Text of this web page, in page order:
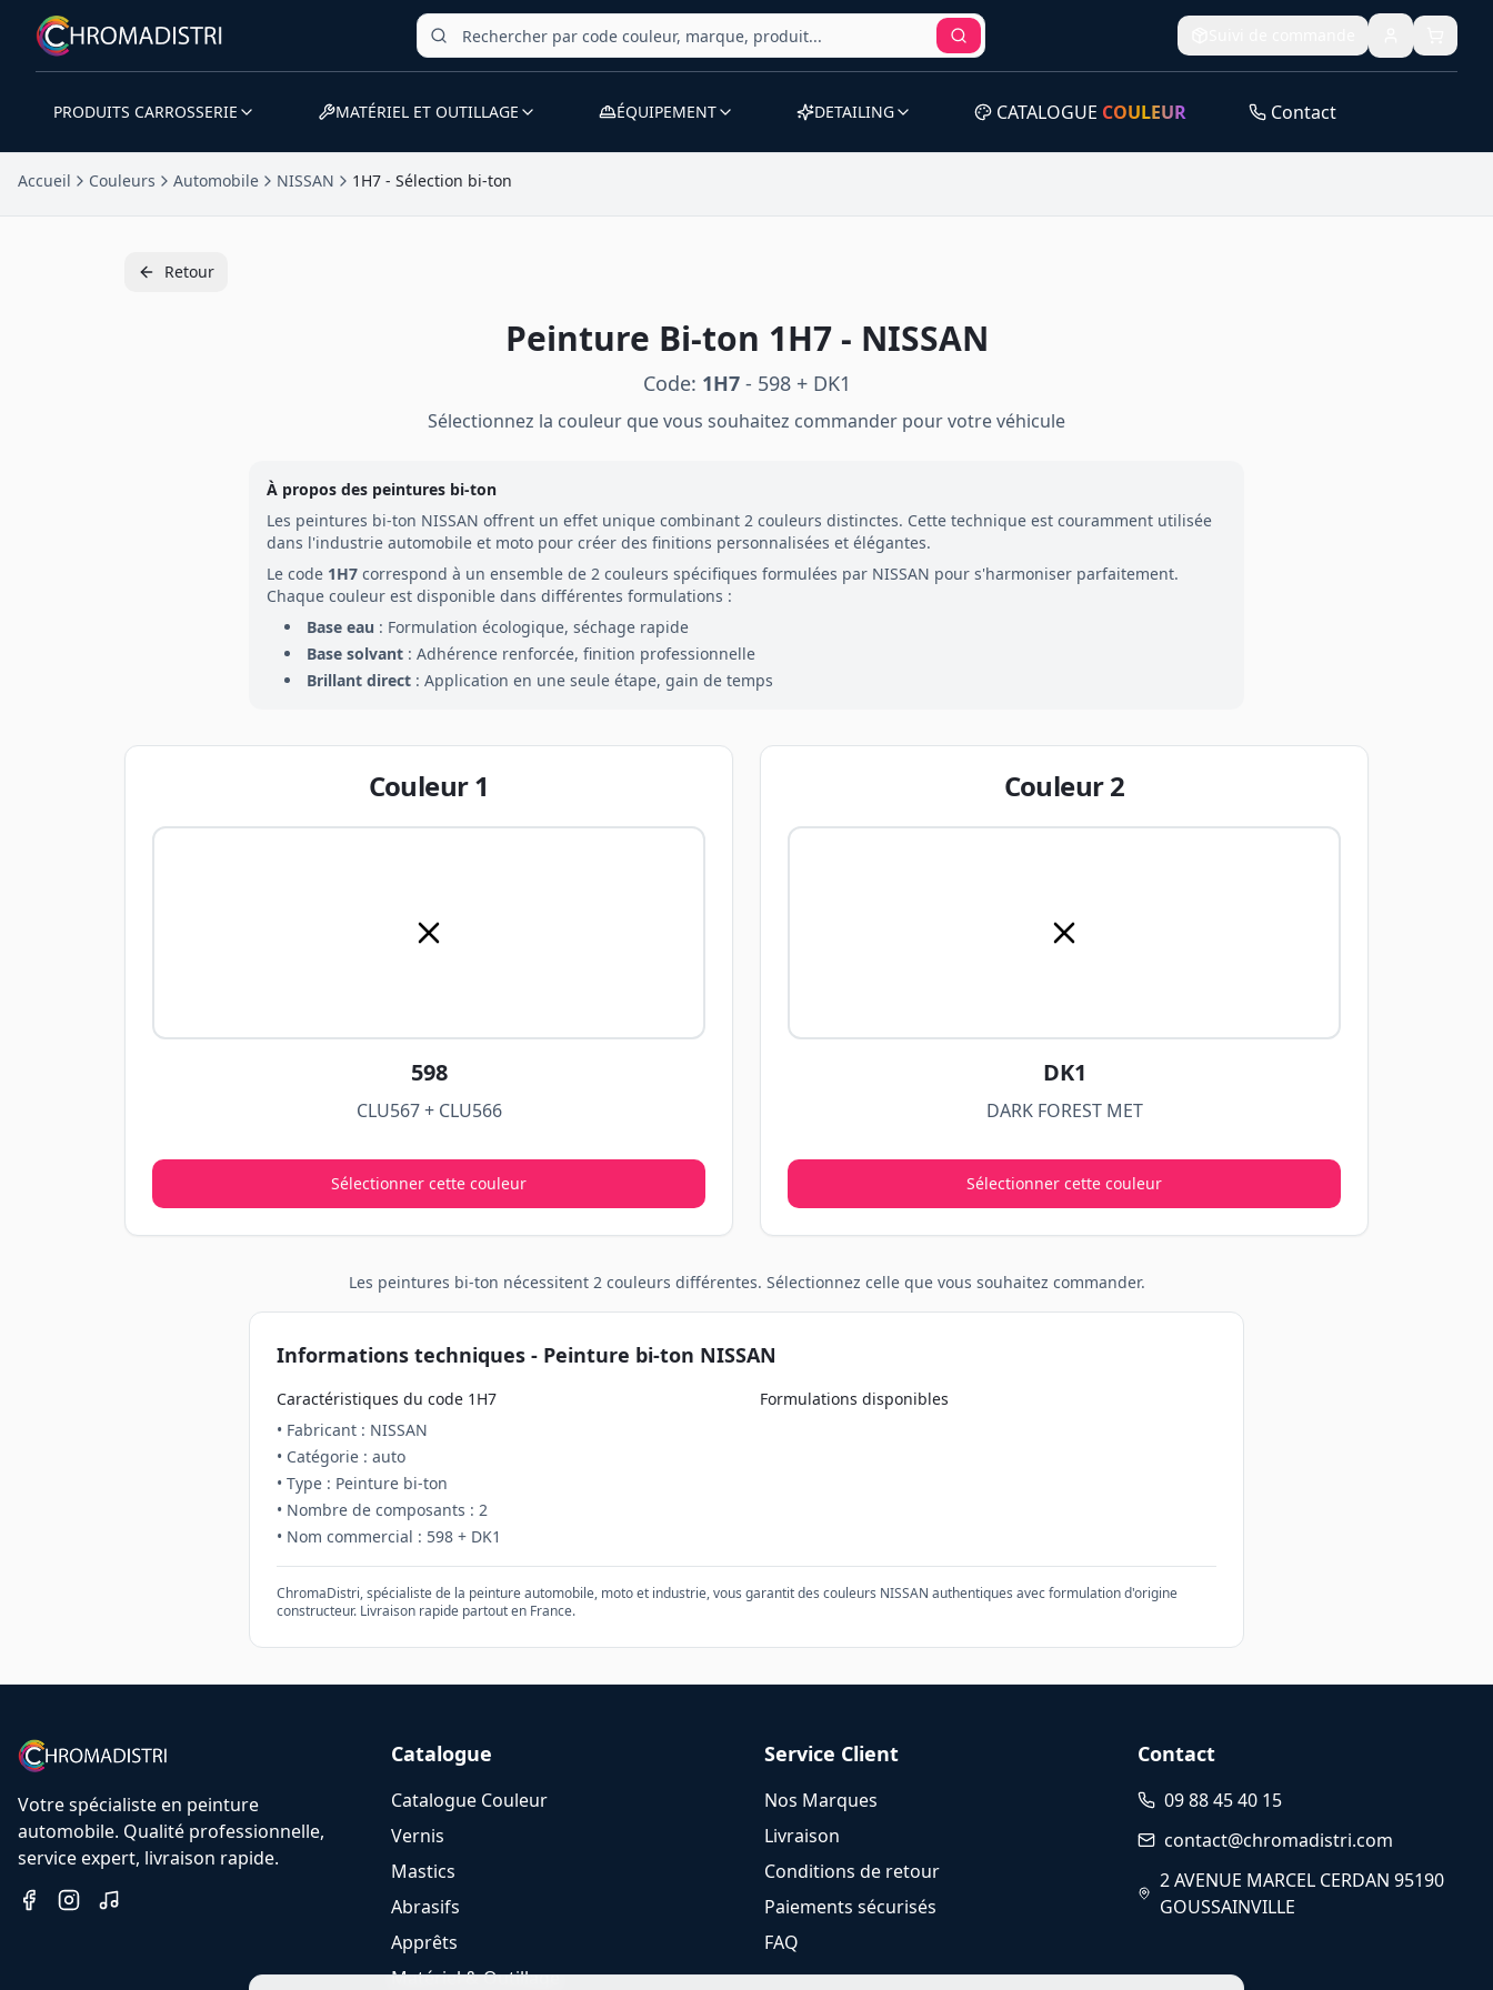
PRODUITS CARROSSERIE MATÉRIEL ET OUTILLAGE ÉQUIPEMENT DETAILING CATALOGUE COULEUR Contact
Accueil Couleurs Automobile NISSAN 1H7 - Sélection bi-ton
Retour
Peinture Bi-ton 1H7- NISSAN
Code: 1H7- 598 + DK1
Sélectionnez la couleur que vous souhaitez commander pour votre véhicule
À propos des peintures bi-ton
Les peintures bi-ton NISSAN offrent un effet unique combinant 2 couleurs distinctes. Cette technique est couramment utilisée
dans l'industrie automobile et moto pour créer des finitions personnalisées et élégantes.
Le code 1H7 correspond à un ensemble de 2 couleurs spécifiques formulées par NISSAN pour s'harmoniser parfaitement.
Chaque couleur est disponible dans différentes formulations :
Base eau : Formulation écologique, séchage rapide
Base solvant : Adhérence renforcée, finition professionnelle
Brillant direct : Application en une seule étape, gain de temps
Couleur1
598
CLU567 + CLU566
Sélectionner cette couleur
Couleur2
DK1
DARK FOREST MET
Sélectionner cette couleur
Les peintures bi-ton nécessitent 2couleurs différentes. Sélectionnez celle que vous souhaitez commander.
Informations techniques - Peinture bi-ton NISSAN
Caractéristiques du code 1H7
• Fabricant : NISSAN
• Catégorie : auto
• Type : Peinture bi-ton
• Nombre de composants : 2
• Nom commercial : 598 + DK1
Formulations disponibles
ChromaDistri, spécialiste de la peinture automobile, moto et industrie, vous garantit des couleurs NISSAN authentiques avec formulation d'origine
constructeur. Livraison rapide partout en France.
Votre spécialiste en peinture
automobile. Qualité professionnelle,
service expert, livraison rapide.
Catalogue
Catalogue Couleur
Vernis
Mastics
Abrasifs
Apprêts
Matériel & Outillage
Service Client
Nos Marques
Livraison
Conditions de retour
Paiements sécurisés
FAQ
Contact
09 88 45 40 15
contact@chromadistri.com
2 AVENUE MARCEL CERDAN 95190
GOUSSAINVILLE